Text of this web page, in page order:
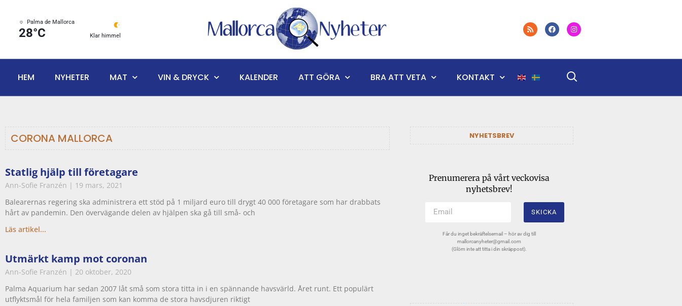
Palma de Mallorca
28°C Klar himmel
HEM NYHETER MAT VIN & DRYCK KALENDER ATT GÖRA BRA ATT VETA KONTAKT
CORONA MALLORCA
Statlig hjälp till företagare
Ann-Sofie Franzén
19 mars, 2021
Balearernas regering ska administrera ett stöd på 1 miljard euro till drygt 40 000 företagare som har drabbats
hårt av pandemin. Den övervägande delen av hjälpen ska gå till små- och
Läs artikel...
Utmärkt kamp mot coronan
Ann-Sofie Franzén
20 oktober, 2020
Palma Aquarium har sedan 2007 låt små som stora titta in i en spännande havsvärld. Året runt. Ett populärt
utflyktsmål för hela familjen som kan komma de stora havsdjuren riktigt
NYHETSBREV
Prenumerera på vårt veckovisa
nyhetsbrev!
SKICKA
Får du inget bekräftelsemail – hör av dig till
mallorcanyheter@gmail.com
(Glöm inte att titta i din skräppost).